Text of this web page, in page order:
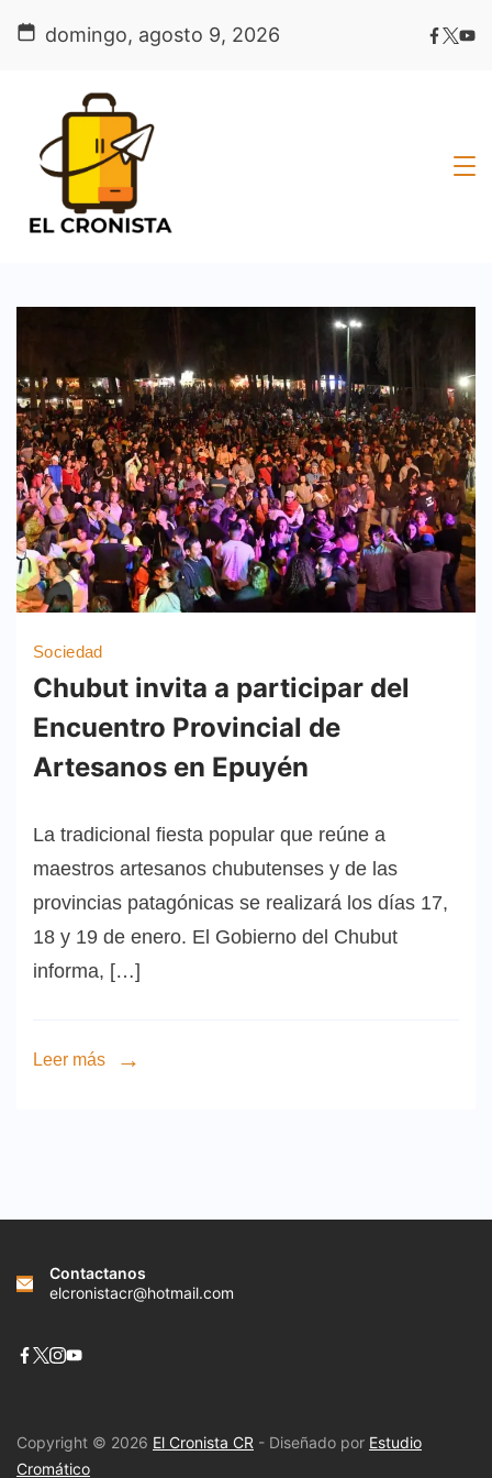
domingo, agosto 9, 2026
Sociedad
Chubut invita a participar del
Encuentro Provincial de
Artesanos en Epuyén
La tradicional fiesta popular que reúne a
maestros artesanos chubutenses y de las
provincias patagónicas se realizará los días 17,
18 y 19 de enero. El Gobierno del Chubut
informa, […]
Leer más
Contactanos
elcronistacr@hotmail.com
Copyright © 2026 El Cronista CR - Diseñado por Estudio
Cromático